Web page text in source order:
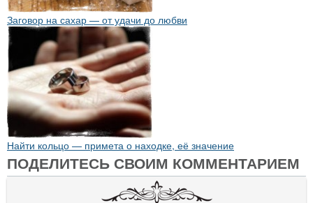
Заговор на сахар — от удачи до любви
Найти кольцо — примета о находке, её значение
ПОДЕЛИТЕСЬ СВОИМ КОММЕНТАРИЕМ